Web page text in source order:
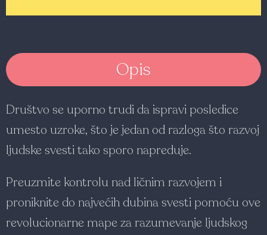
Opis
Društvo se uporno trudi da ispravi posledice
umesto uzroke, što je jedan od razloga što razvoj
ljudske svesti tako sporo napreduje.
Preuzmite kontrolu nad ličnim razvojem i
proniknite do najvećih dubina svesti pomoću ove
revolucionarne mape za razumevanje ljudskog